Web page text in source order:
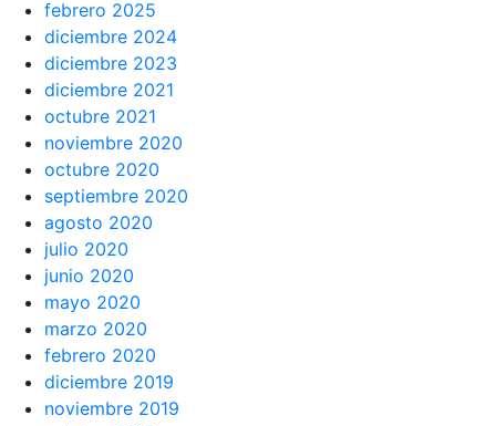
febrero 2025
diciembre 2024
diciembre 2023
diciembre 2021
octubre 2021
noviembre 2020
octubre 2020
septiembre 2020
agosto 2020
julio 2020
junio 2020
mayo 2020
marzo 2020
febrero 2020
diciembre 2019
noviembre 2019